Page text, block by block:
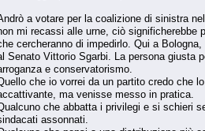
a votare per la coalizione di sinistra
mi recassi alle urne, ciò significherebbe
cercheranno di impedirlo. Qui a
Senato Vittorio Sgarbi. La persona giusta
e conservatorismo.
che io vorrei da un partito credo che
ma venisse messo in pratica.
che abbatta i privilegi e si schieri
assonnati.